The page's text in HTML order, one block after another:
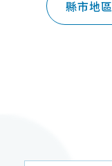
縣市地區